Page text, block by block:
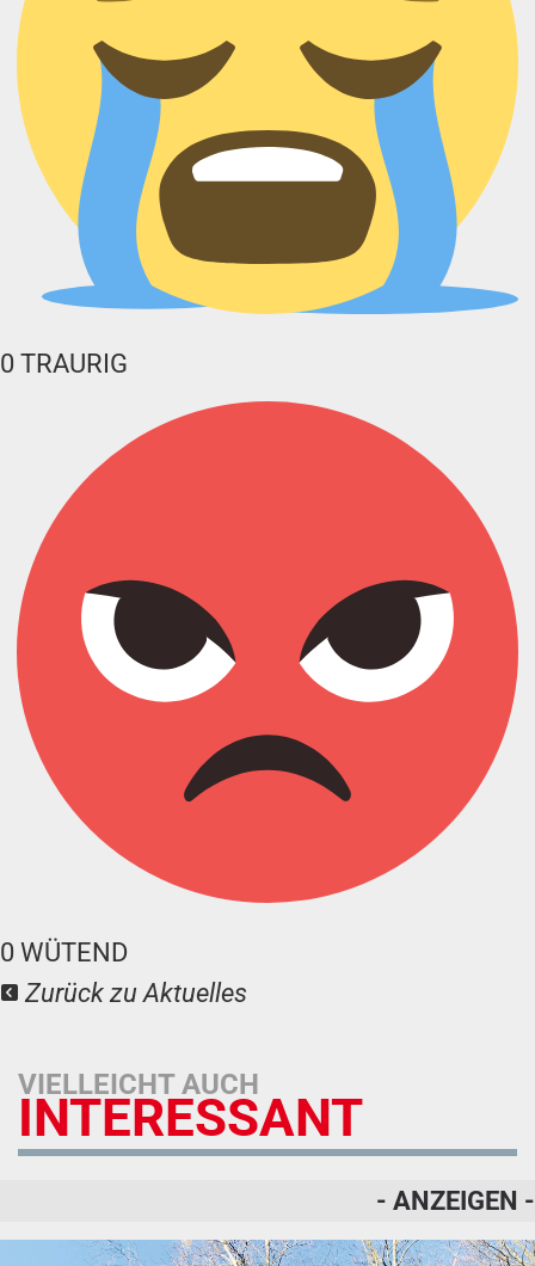
0 TRAURIG
0 WÜTEND
Zurück zu Aktuelles
VIELLEICHT AUCH
INTERESSANT
- ANZEIGEN -